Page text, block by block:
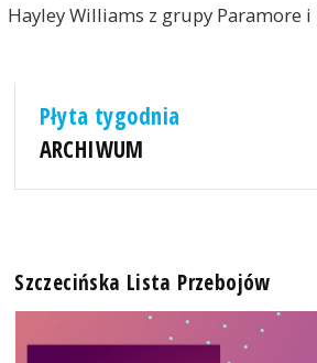
Hayley Williams z grupy Paramore i
Płyta tygodnia
ARCHIWUM
Szczecińska Lista Przebojów